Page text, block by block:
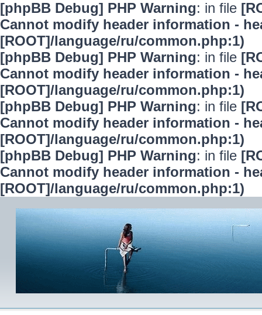
[phpBB Debug] PHP Warning: in file
Cannot modify header information -
[ROOT]/language/ru/common.php:1)
[phpBB Debug] PHP Warning: in file
Cannot modify header information -
[ROOT]/language/ru/common.php:1)
[phpBB Debug] PHP Warning: in file
Cannot modify header information -
[ROOT]/language/ru/common.php:1)
[phpBB Debug] PHP Warning: in file
Cannot modify header information -
[ROOT]/language/ru/common.php:1)